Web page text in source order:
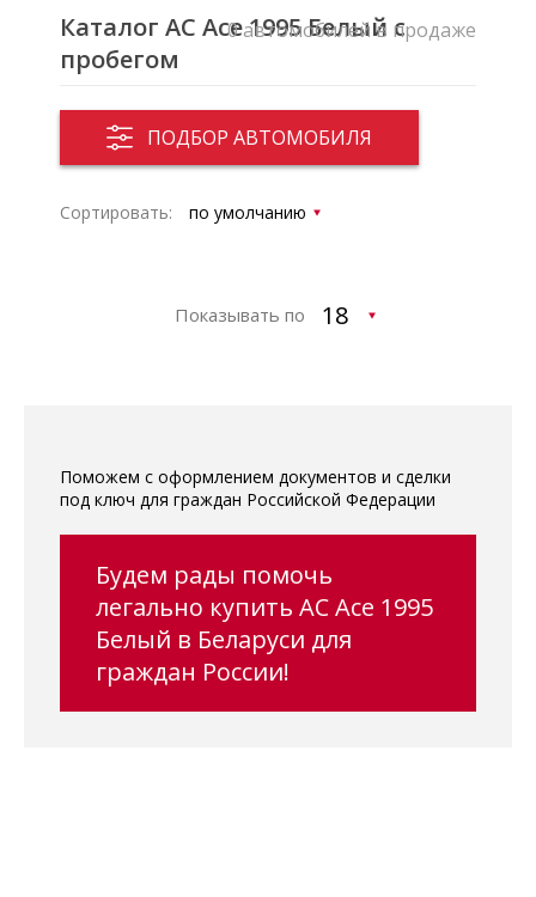
Каталог AC Ace 1995 Белый с
пробегом
ПОДБОР АВТОМОБИЛЯ
0 автомобилей в продаже
Сортировать:
Показывать по
Поможем с оформлением документов и сделки
под ключ для граждан Российской Федерации
Будем рады помочь
легально купить AC Ace 1995
Белый в Беларуси для
граждан России!